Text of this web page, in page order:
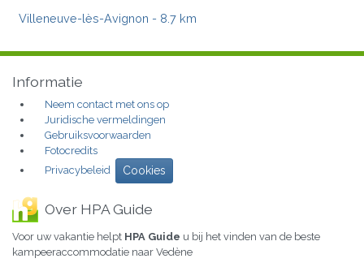
Villeneuve-lès-Avignon - 8.7 km
Informatie
Neem contact met ons op
Juridische vermeldingen
Gebruiksvoorwaarden
Fotocredits
Privacybeleid
Cookies
Over HPA Guide
Voor uw vakantie helpt HPA Guide u bij het vinden van de beste
kampeeraccommodatie naar Vedène